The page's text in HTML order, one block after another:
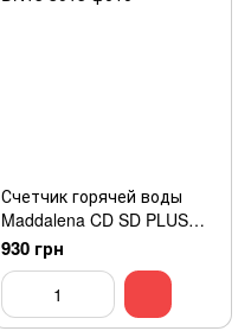
Счетчик горячей воды
Maddalena CD SD PLUS
DN15
930 грн